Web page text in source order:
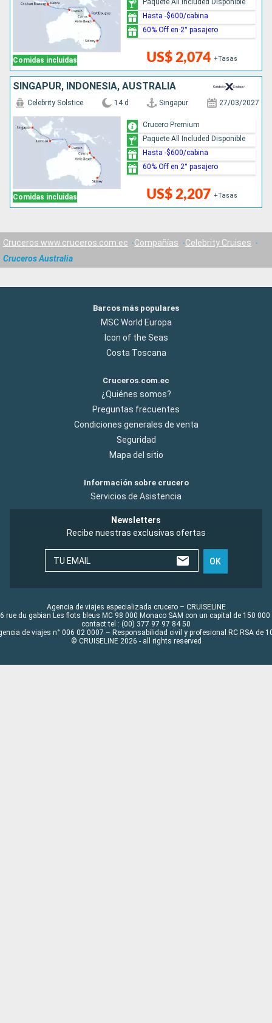
Comidas incluidas US$ 2,074 +Tasas
Paquete All Included Disponible
Hasta -$600/cabina
60% Off en 2° pasajero
SINGAPUR, INDONESIA, AUSTRALIA
Comidas incluidas
Celebrity Solstice 14 d Singapur 27/03/2027
US$ 2,207 +Tasas
Crucero Premium
Paquete All Included Disponible
Hasta -$600/cabina
60% Off en 2° pasajero
Cruceros www.cruceros.com.ec Compañías
Celebrity Cruises
Cruceros Australia
Barcos más populares
MSC World Europa
Icon of the Seas
Costa Toscana
Cruceros.com.ec
¿Quiénes somos?
Preguntas frecuentes
Condiciones generales de venta
Seguridad
Mapa del sitio
Información sobre crucero
Servicios de Asistencia
Newsletters
Recibe nuestras exclusivas ofertas
TU EMAIL OK
Agencia de viajes especializada crucero – CRUISELINE
rue du gabian Les flots bleus MC 98 000 Monaco SAM con un capital de 150 000
contact tel : (00) 377 97 97 84 50
de viajes n° 006 02 0007 – Responsabilidad civil y profesional RC RSA de
© CRUISELINE 2026 - all rights reserved